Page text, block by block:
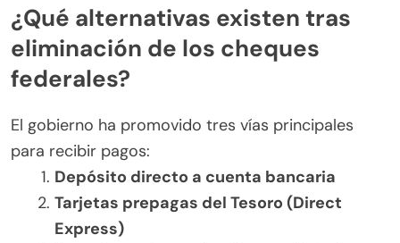
¿Qué alternativas existen tras
eliminación de los cheques
federales?
El gobierno ha promovido tres vías principales
para recibir pagos:
Depósito directo a cuenta bancaria
Tarjetas prepagas del Tesoro (Direct
Express)